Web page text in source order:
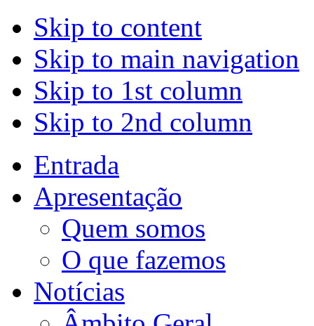
Skip to content
Skip to main navigation
Skip to 1st column
Skip to 2nd column
Entrada
Apresentação
Quem somos
O que fazemos
Notícias